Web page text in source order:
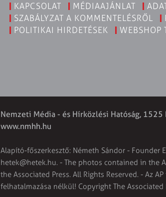
KAPCSOLAT MÉDIAAJÁNLAT
SZABÁLYZAT A KOMMENTELÉSRŐL
POLITIKAI HIRDETÉSEK
WEBSHOP
Nemzeti Média - és Hírközlési Hatóság,
www.nmhh.hu
Alapító-főszerkesztő: Németh Sándor - Founder
hetek@hetek.hu. - The photos contained in the
the Associated Press. All Rights Reserved. - Az
felhatalmazása nélkül! Copyright The